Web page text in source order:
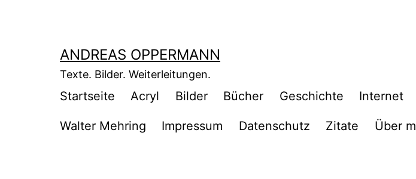
ANDREAS OPPERMANN
Texte. Bilder. Weiterleitungen.
Startseite Acryl Bilder Bücher Geschichte Internet
Walter Mehring Impressum Datenschutz Zitate Über